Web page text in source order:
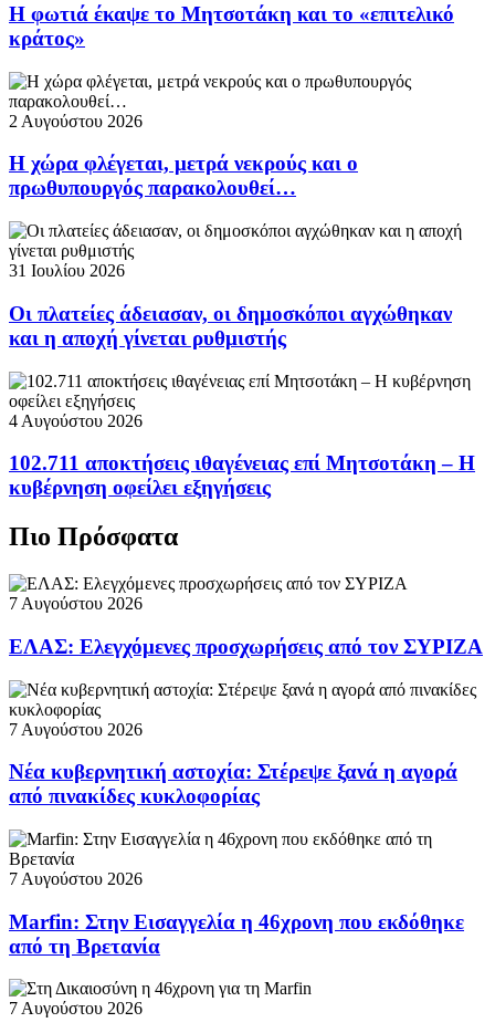
Η φωτιά έκαψε το Μητσοτάκη και το «επιτελικό
κράτος»
2 Αυγούστου 2026
Η χώρα φλέγεται, μετρά νεκρούς και ο
πρωθυπουργός παρακολουθεί…
31 Ιουλίου 2026
Οι πλατείες άδειασαν, οι δημοσκόποι αγχώθηκαν
και η αποχή γίνεται ρυθμιστής
4 Αυγούστου 2026
102.711 αποκτήσεις ιθαγένειας επί Μητσοτάκη – Η
κυβέρνηση οφείλει εξηγήσεις
Πιο Πρόσφατα
7 Αυγούστου 2026
ΕΛΑΣ: Ελεγχόμενες προσχωρήσεις από τον ΣΥΡΙΖΑ
7 Αυγούστου 2026
Νέα κυβερνητική αστοχία: Στέρεψε ξανά η αγορά
από πινακίδες κυκλοφορίας
7 Αυγούστου 2026
Marfin: Στην Εισαγγελία η 46χρονη που εκδόθηκε
από τη Βρετανία
7 Αυγούστου 2026